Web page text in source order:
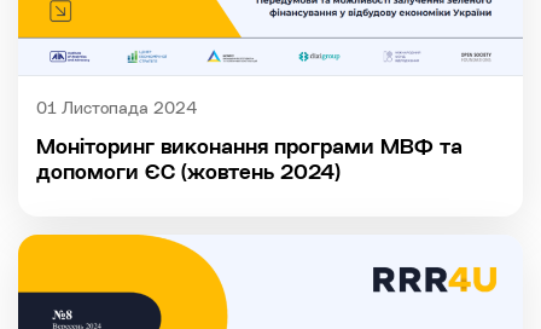
01 Листопада 2024
Моніторинг виконання програми МВФ та
допомоги ЄС (жовтень 2024)